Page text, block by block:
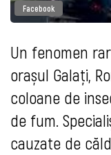
Facebook
Un fenomen
orașul Galați,
coloane de
de fum.
cauzate de